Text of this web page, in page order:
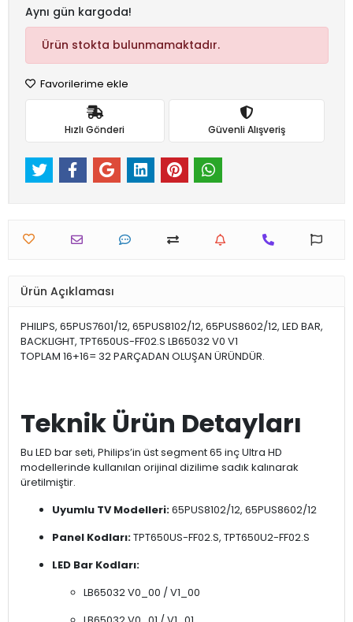
Aynı gün kargoda!
Ürün stokta bulunmamaktadır.
Favorilerime ekle
Hızlı Gönderi Güvenli Alışveriş
Ürün Açıklaması
PHILIPS, 65PUS7601/12, 65PUS8102/12, 65PUS8602/12, LED BAR,
BACKLIGHT, TPT650US-FF02.S LB65032 V0 V1
TOPLAM 16+16= 32 PARÇADAN OLUŞAN ÜRÜNDÜR.
Teknik Ürün Detayları
Bu LED bar seti, Philips’in üst segment 65 inç Ultra HD
modellerinde kullanılan orijinal dizilime sadık kalınarak
üretilmiştir.
Uyumlu TV Modelleri:65PUS8102/12, 65PUS8602/12
Panel Kodları:TPT650US-FF02.S, TPT650U2-FF02.S
LED Bar Kodları:
LB65032 V0_00 / V1_00